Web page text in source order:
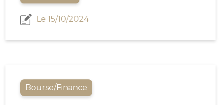
Le 15/10/2024
Bourse/Finance